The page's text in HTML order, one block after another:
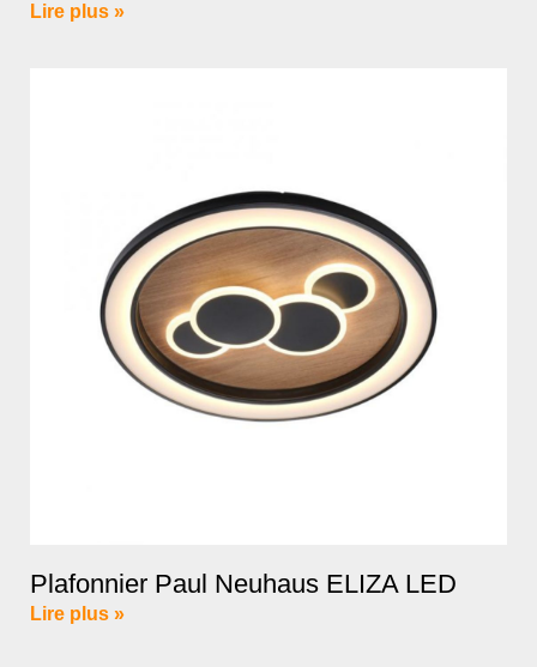
Lire plus »
Plafonnier Paul Neuhaus ELIZA LED
Lire plus »